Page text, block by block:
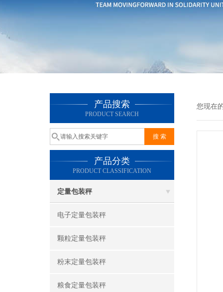
产品搜索
PRODUCT SEARCH
产品分类
PRODUCT CLASSIFICATION
定量包装秤
电子定量包装秤
颗粒定量包装秤
粉末定量包装秤
粮食定量包装秤
您现在